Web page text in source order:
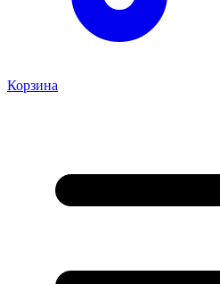
Корзина